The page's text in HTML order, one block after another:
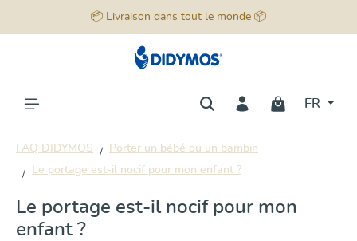
📦 Livraison dans tout le monde 📦
FR
FAQ DIDYMOS
Porter un bébé ou un bambin
Le portage est-il nocif pour mon enfant ?
Le portage est-il nocif pour mon
enfant ?